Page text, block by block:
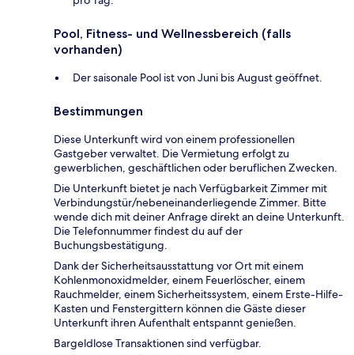
Pool, Fitness- und Wellnessbereich (falls
vorhanden)
Der saisonale Pool ist von Juni bis August geöffnet.
Bestimmungen
Diese Unterkunft wird von einem professionellen
Gastgeber verwaltet. Die Vermietung erfolgt zu
gewerblichen, geschäftlichen oder beruflichen Zwecken.
Die Unterkunft bietet je nach Verfügbarkeit Zimmer mit
Verbindungstür/nebeneinanderliegende Zimmer. Bitte
wende dich mit deiner Anfrage direkt an deine Unterkunft.
Die Telefonnummer findest du auf der
Buchungsbestätigung.
Dank der Sicherheitsausstattung vor Ort mit einem
Kohlenmonoxidmelder, einem Feuerlöscher, einem
Rauchmelder, einem Sicherheitssystem, einem Erste-Hilfe-
Kasten und Fenstergittern können die Gäste dieser
Unterkunft ihren Aufenthalt entspannt genießen.
Bargeldlose Transaktionen sind verfügbar.